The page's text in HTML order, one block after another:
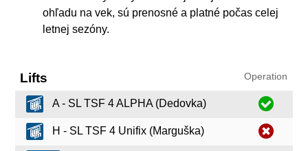
ohľadu na vek, sú prenosné a platné počas celej
letnej sezóny.
Lifts Operation
A - SL TSF 4 ALPHA (Dedovka)
H - SL TSF 4 Unifix (Marguška)